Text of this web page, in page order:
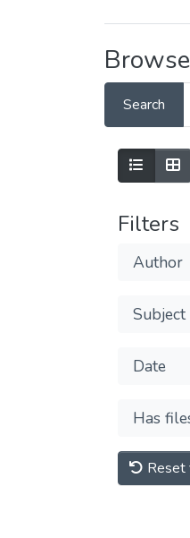
Browse
Search
Filters
Author
Subject
Date
Has